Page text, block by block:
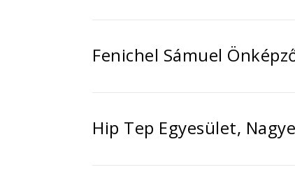
Fenichel Sámuel
Hip Tep Egyesület,